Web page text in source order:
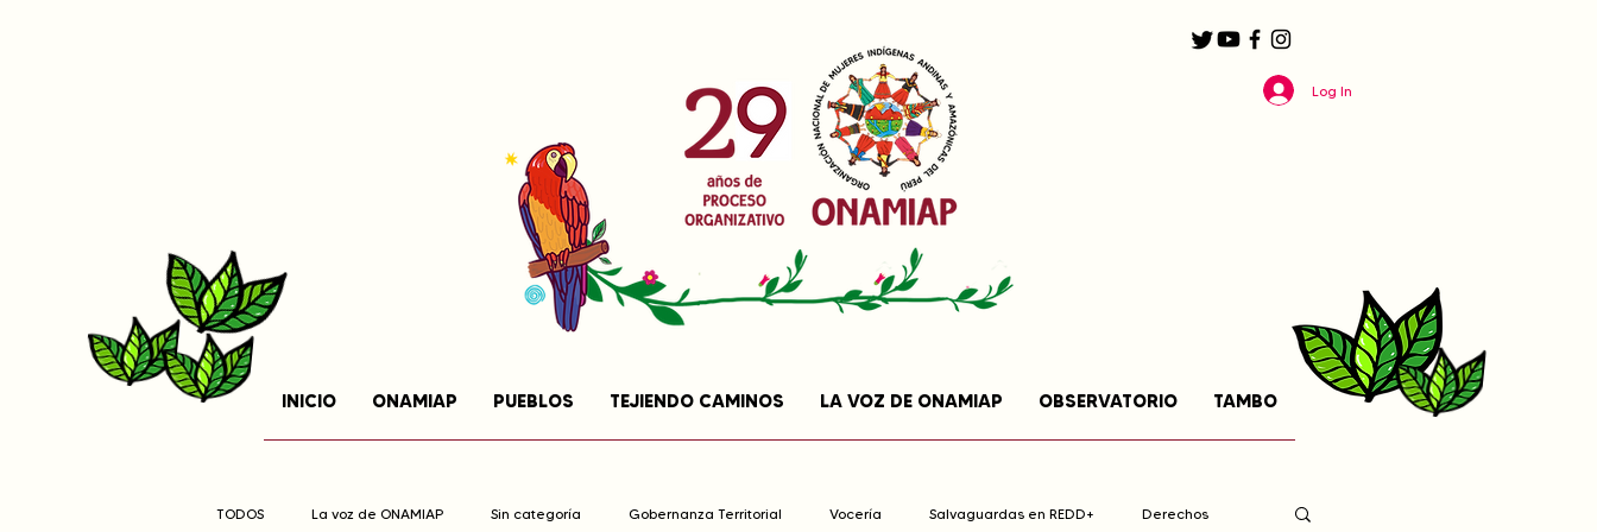
INICIO ONAMIAP PUEBLOS TEJIENDO CAMINOS LA VOZ DE ONAMIAP OBSERVATORIO TAMBO
Log In
TODOS La voz de ONAMIAP Sin categoría Gobernanza Territorial Vocería Salvaguardas en REDD+ Derechos